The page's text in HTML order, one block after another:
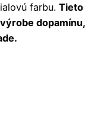
farbu. Tieto
dopamínu,